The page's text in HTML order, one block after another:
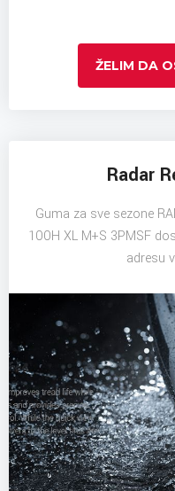
ŽELIM DA
Radar
Guma za sve sezone
100H XL M+S 3PMSF
adresu